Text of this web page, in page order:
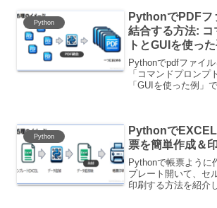
Python
PythonでPDFフ
結合する方法:
トとGUIを使っ
Pythonでpdfファイル
「コマンドプロンプ
「GUIを使った例」
Python
Pythonで
票を簡単作成＆
Pythonで帳票ように
プレート開いて、セ
印刷する方法を紹介